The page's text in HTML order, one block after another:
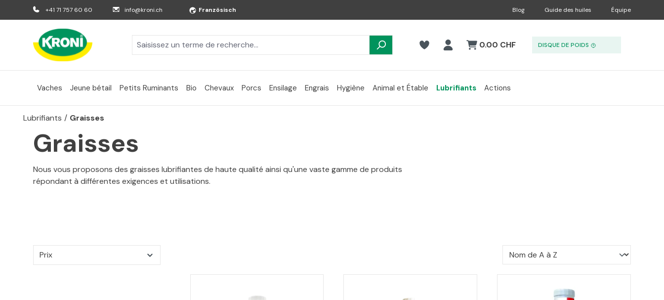
au contenu principal
Aller à la recherche
Aller à la navigation principale
+41 71 757 60 60 info@kroni.ch Französisch Blog Guide des huiles Équipe
0.00 CHF DISQUE DE POIDS
Vaches Jeune bétail Petits Ruminants Bio Chevaux Porcs Ensilage Engrais Hygiène Animal et Étable Lubrifiants Actions
Lubrifiants / Graisses
Graisses
Nous vous proposons des graisses lubrifiantes de haute qualité ainsi qu'une vaste gamme de produits
répondant à différentes exigences et utilisations.
Prix